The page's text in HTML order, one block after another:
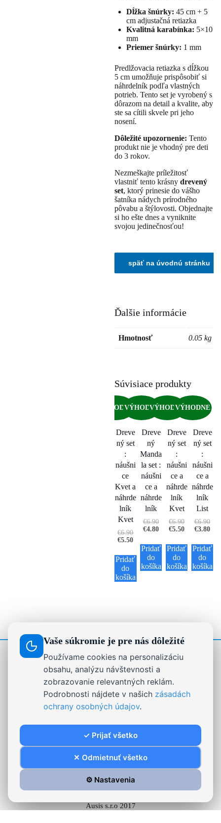
Dĺžka šnúrky: 45 cm + 5
cm adjustačná retiazka
Kvalitná karabínka: 5×10
mm
Priemer šnúrky: 1 mm
Predlžovacia retiazka s dĺžkou
5 cm umožňuje prispôsobiť si
náhrdelník podľa vlastných
potrieb. Tento set je vyrobený s
dôrazom na detail a kvalite, aby
ste sa cítili skvele pri jeho
nosení.
Dôležité upozornenie: Tento
produkt nie je vhodný pre deti
do 3 rokov.
Nezmeškajte príležitosť
vlastniť tento krásnydrevený
set, ktorý prinesie do vášho
šatníka nádych prírodného
pôvabu a štýlovosti. Objednajte
si ho ešte dnes a vyniknite
svojou jedinečnosťou!
Ďalšie informácie
Hmotnosť 0.05 kg
Súvisiace produkty
VÝHODNE
Dreve
ný set
:
náušni
ce
Kvet a
náhrde
lník
Kvet
€6.90
€5.50
Pridať
do
košíka
VÝHODNE
Dreve
ný
Manda
la set :
náušni
ce a
náhrde
lník
€6.90
€4.80
Pridať
do
košíka
VÝHODNE
Dreve
ný set
:
náušni
ce a
náhrde
lník
Kvet
€6.90
€5.50
Pridať
do
košíka
VÝHODNE
Dreve
ný set
:
náušni
ce a
náhrde
lník
List
€6.90
€3.80
Pridať
do
košíka
STRÁNKY
Drevené dekorácie, darčeky a nápisy na mieru |
Ausis.sk
Formulár na odstúpenie od zmluvy
On-line chat
Stabilizovaný mach.
Ausis s.r.o 2017
Vaše súkromie je pre nás dôležité
Používame cookies na personalizáciu
obsahu, analýzu návštevnosti a
zobrazovanie relevantných reklám.
Podrobnosti nájdete v našich zásadách
ochrany osobných údajov.
✓ Prijať všetko
✕ Odmietnuť všetko
⚙️ Nastavenia